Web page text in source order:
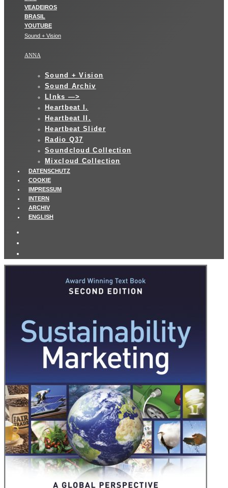
Sound + Vision
ANNA
Sound + Vision
Sound Archiv
LInks —>
Heartbeat I.
Heartbeat II.
Heartbeat Slider
Radio Q37
Soundcloud Collection
Mixcloud Collection
DATENSCHUTZ
COOKIE
IMPRESSUM
INTERN
ARCHIV
ENGLISH